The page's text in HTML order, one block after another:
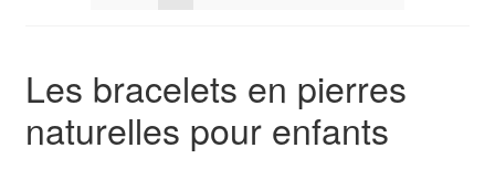
Les bracelets en pierres
naturelles pour enfants